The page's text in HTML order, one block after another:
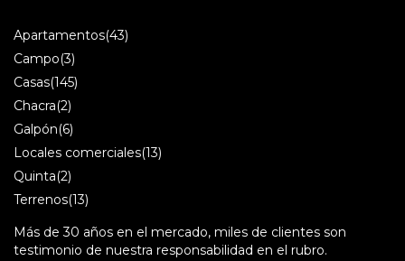
Apartamentos(43)
Campo(3)
Casas(145)
Chacra(2)
Galpón(6)
Locales comerciales(13)
Quinta(2)
Terrenos(13)
Más de 30 años en el mercado, miles de clientes son
testimonio de nuestra responsabilidad en el rubro.